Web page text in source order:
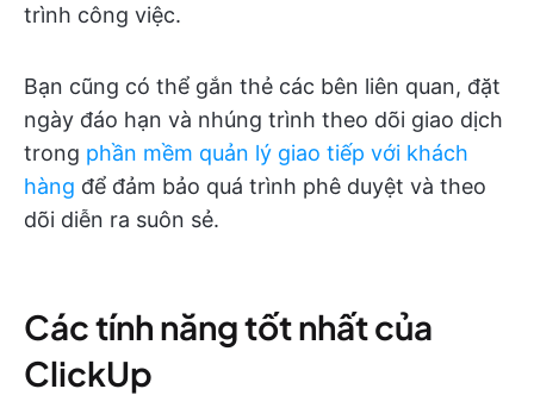
trình công việc.
Bạn cũng có thể gắn thẻ các bên liên quan, đặt
ngày đáo hạn và nhúng trình theo dõi giao dịch
trong phần mềm quản lý giao tiếp với khách
hàng để đảm bảo quá trình phê duyệt và theo
dõi diễn ra suôn sẻ.
Các tính năng tốt nhất của
ClickUp